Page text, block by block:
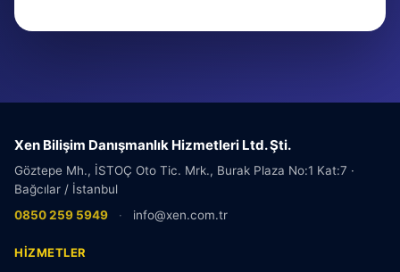
Xen Bilişim Danışmanlık Hizmetleri Ltd. Şti.
Göztepe Mh., İSTOÇ Oto Tic. Mrk., Burak Plaza No:1 Kat:7 ·
Bağcılar / İstanbul
0850 259 5949
· info@xen.com.tr
HIZMETLER